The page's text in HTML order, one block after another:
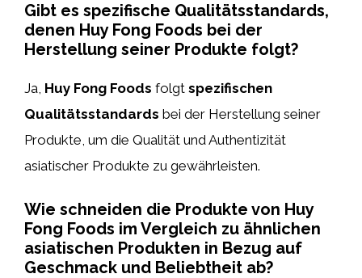
Gibt es spezifische Qualitätsstandards,
denen Huy Fong Foods bei der
Herstellung seiner Produkte folgt?
Ja, Huy Fong Foods folgt spezifischen
Qualitätsstandards bei der Herstellung seiner
Produkte, um die Qualität und Authentizität
asiatischer Produkte zu gewährleisten.
Wie schneiden die Produkte von Huy
Fong Foods im Vergleich zu ähnlichen
asiatischen Produkten in Bezug auf
Geschmack und Beliebtheit ab?